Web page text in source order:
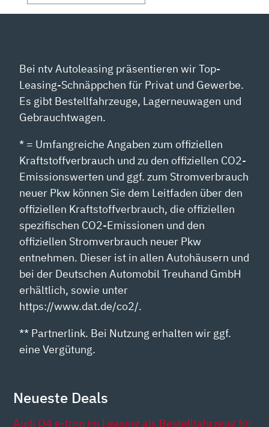
Bei ntv Autoleasing präsentieren wir Top-
Leasing-Schnäppchen für Privat und Gewerbe.
Es gibt Bestellfahrzeuge, Lagerneuwagen und
Gebrauchtwagen.
* = Umfangreiche Angaben zum offiziellen
Kraftstoffverbrauch und zu den offiziellen CO2-
Emissionswerten und ggf. zum Stromverbrauch
neuer Pkw können Sie dem Leitfaden über den
offiziellen Kraftstoffverbrauch, die offiziellen
spezifischen CO2-Emissionen und den
offiziellen Stromverbrauch neuer Pkw
entnehmen. Dieser ist in allen Autohäusern und
bei der Deutschen Automobil Treuhand GmbH
erhältlich, sowie unter
https://www.dat.de/co2/.
** Partnerlink. Bei Nutzung erhalten wir ggf.
eine Vergütung.
Neueste Deals
Audi Q4 e-tron im Leasing als Bestellfahrzeug für